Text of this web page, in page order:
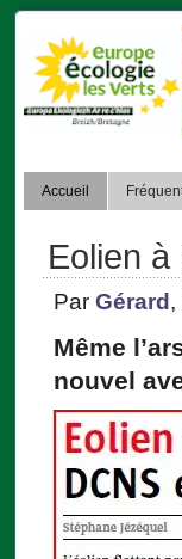
Accueil
Eolien
Par Gérard ,
Même
nouvel